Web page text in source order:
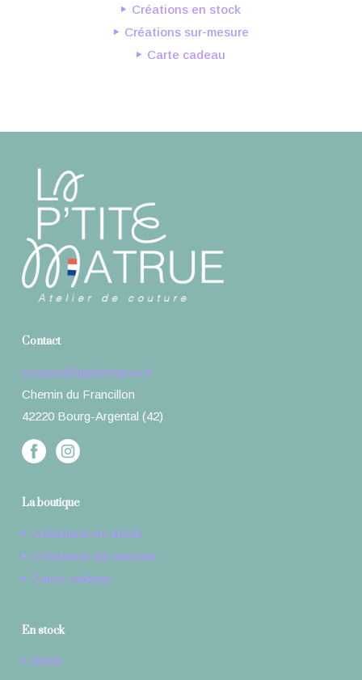
Créations en stock
Créations sur-mesure
Carte cadeau
Contact
contact@laptitematrue.fr
Chemin du Francillon
42220 Bourg-Argental (42)
La boutique
Créations en stock
Créations sur-mesure
Carte cadeau
En stock
Bébé